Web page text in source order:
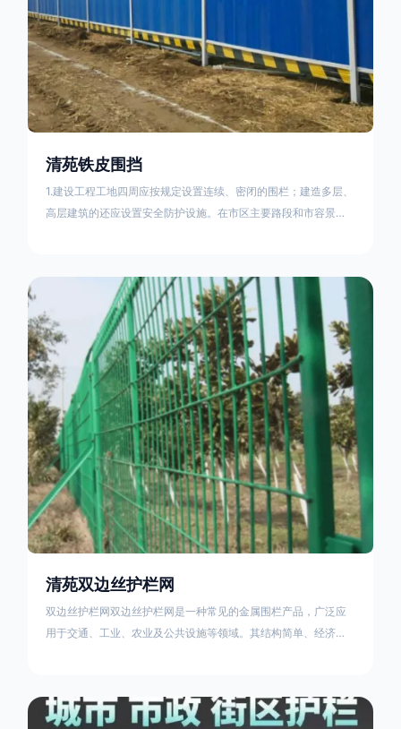
清苑铁皮围挡
1.建设工程工地四周应按规定设置连续、密闭的围栏；建造多层、
高层建筑的还应设置安全防护设施。在市区主要路段和市容景观
料应保证围栏稳固、整洁、美观。市政工程项目工地，可按工程
进度分段设置围栏或按规定使用统一的连续性护栏设施。施工单
位不得在工地围栏外堆放建筑材料、垃圾和工程渣土。在
清苑双边丝护栏网
双边丝护栏网双边丝护栏网是一种常见的金属围栏产品，广泛应
用于交通、工业、农业及公共设施等领域。其结构简单、经济实
边丝护栏网由低碳钢丝（Q235材质）通过焊接或编织形成网格结
构，网片两侧各有一根加固的纵向钢丝（双边丝），用于与立柱